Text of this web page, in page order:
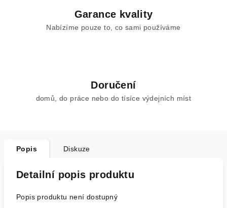
Garance kvality
Nabízíme pouze to, co sami používáme
Doručení
domů, do práce nebo do tísíce výdejních míst
Popis Diskuze
Detailní popis produktu
Popis produktu není dostupný